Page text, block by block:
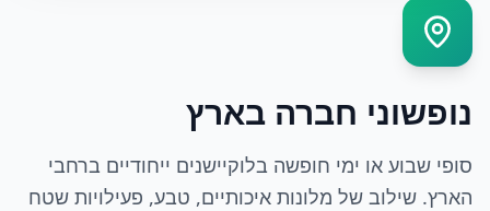
נופשוני חברה בארץ
סופי שבוע או ימי חופשה בלוקיישנים ייחודיים ברחבי
הארץ. שילוב של מלונות איכותיים, טבע, פעילויות שטח